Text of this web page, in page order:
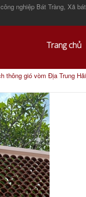
nghiệp Bát Tràng, Xã
Trang chủ
thông gió vòm Địa Trung Hải